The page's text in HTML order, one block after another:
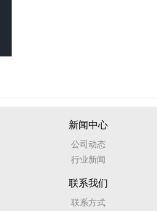
新闻中心
公司动态
行业新闻
联系我们
联系方式